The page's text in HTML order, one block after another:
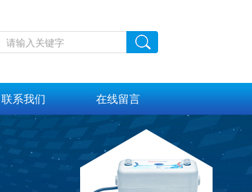
联系我们 在线留言